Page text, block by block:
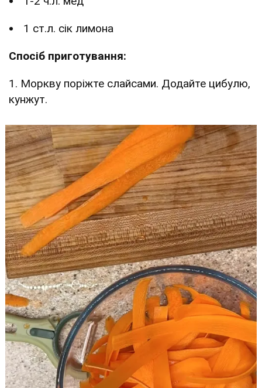
1 ст.л. сік лимона
Спосіб приготування:
1. Моркву поріжте слайсами. Додайте цибулю,
кунжут.